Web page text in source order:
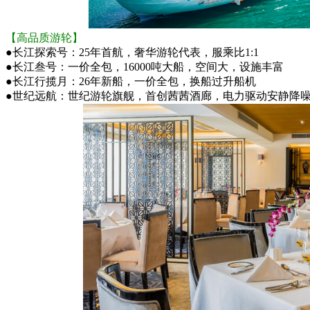
【高品质游轮】
●长江探索号：25年首航，奢华游轮代表，服乘比1:1
●长江叁号：一价全包，16000吨大船，空间大，设施丰富
●长江行揽月：26年新船，一价全包，换船过升船机
●世纪远航：世纪游轮旗舰，首创茜茜酒廊，电力驱动安静降